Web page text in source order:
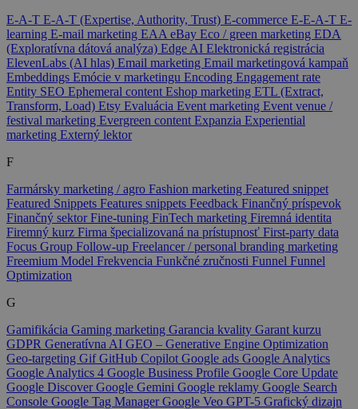
E-A-T E-A-T (Expertise, Authority, Trust) E-commerce E-E-A-T E-
learning E-mail marketing EAA eBay Eco / green marketing EDA
(Exploratívna dátová analýza) Edge AI Elektronická registrácia
ElevenLabs (AI hlas) Email marketing Email marketingová kampaň
Embeddings Emócie v marketingu Encoding Engagement rate
Entity SEO Ephemeral content Eshop marketing ETL (Extract,
Transform, Load) Etsy Evaluácia Event marketing Event venue /
festival marketing Evergreen content Expanzia Experiential
marketing Externý lektor
F
Farmársky marketing / agro Fashion marketing Featured snippet
Featured Snippets Features snippets Feedback Finančný príspevok
Finančný sektorFine-tuning FinTech marketing Firemná identita
Firemný kurz Firma špecializovaná na prístupnosť First-party data
Focus Group Follow-up Freelancer / personal branding marketing
Freemium Model Frekvencia Funkčné zručnosti Funnel Funnel
Optimization
G
Gamifikácia Gaming marketing Garancia kvality Garant kurzu
GDPR Generatívna AI GEO – Generative Engine Optimization
Geo-targeting GifGitHub Copilot Google ads Google Analytics
Google Analytics 4 Google Business Profile Google Core Update
Google DiscoverGoogle Gemini Google reklamy Google Search
Console Google Tag ManagerGoogle Veo GPT-5 Grafický dizajn